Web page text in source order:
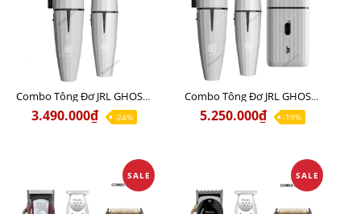
Combo Tông Đơ JRL GHOST 1 Limited Edition Chính Hãng USA
3.490.000₫ -24%
Combo Tông Đơ JRL GHOST 2 Limited Edition Chính Hãng USA
5.250.000₫ -19%
SALE SALE